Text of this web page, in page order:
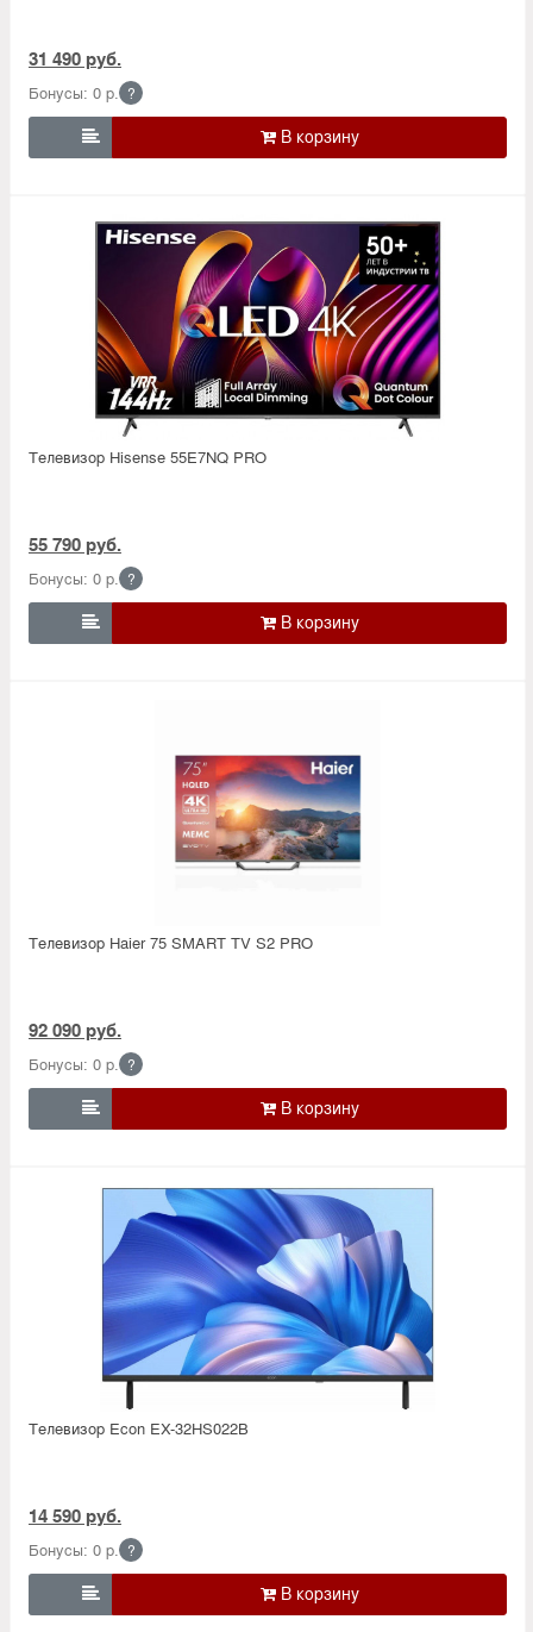
31 490 руб.
Бонусы: 0 р. ?

Телевизор Hisense 55E7NQ PRO
55 790 руб.
Бонусы: 0 р. ?

Телевизор Haier 75 SMART TV S2 PRO
92 090 руб.
Бонусы: 0 р. ?

Телевизор Econ EX-32HS022B
14 590 руб.
Бонусы: 0 р. ?
